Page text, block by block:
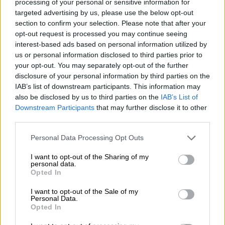
processing of your personal or sensitive information for
targeted advertising by us, please use the below opt-out
section to confirm your selection. Please note that after your
opt-out request is processed you may continue seeing
interest-based ads based on personal information utilized by
us or personal information disclosed to third parties prior to
your opt-out. You may separately opt-out of the further
disclosure of your personal information by third parties on the
IAB’s list of downstream participants. This information may
also be disclosed by us to third parties on the IAB’s List of
Downstream Participants that may further disclose it to other
Personal Data Processing Opt Outs
I want to opt-out of the Sharing of my
personal data.
Opted In
I want to opt-out of the Sale of my
Personal Data.
Opted In
días y se convierte en la más longeva
de la historia de la isla
OPINIONES DIVERSAS